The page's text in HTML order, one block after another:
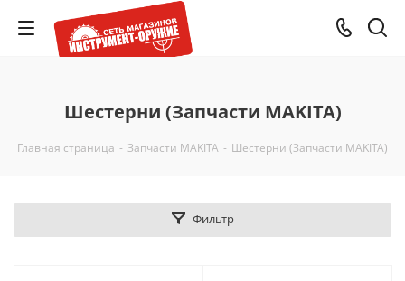
Шестерни (Запчасти MAKITA)
Главная страница - Запчасти MAKITA - Шестерни (Запчасти MAKITA)
Фильтр